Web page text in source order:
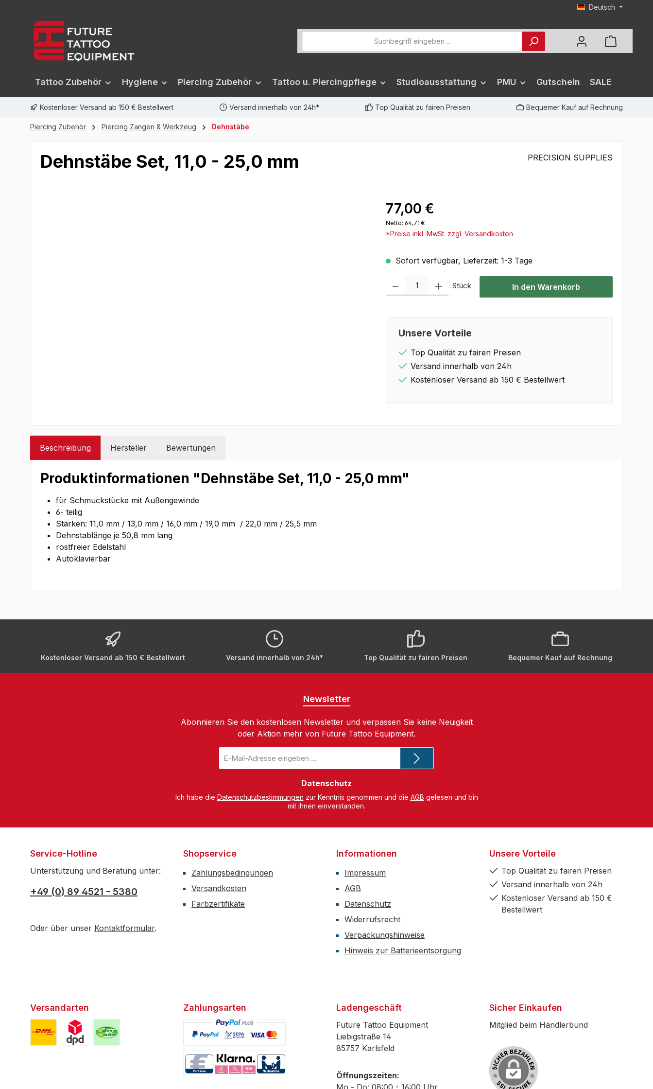
Deutsch
Tattoo Zubehör Hygiene Piercing Zubehör Tattoo u. Piercingpflege Studioausstattung PMU Gutschein SALE
Kostenloser Versand ab 150 € Bestellwert Versand innerhalb von 24h* Top Qualität zu fairen Preisen Bequemer Kauf auf Rechnung
Piercing Zubehör Piercing Zangen & Werkzeug Dehnstäbe
Dehnstäbe Set, 11,0 - 25,0 mm PRECISION SUPPLIES
77,00 €
Netto: 64,71 €
*Preise inkl. MwSt. zzgl. Versandkosten
Sofort verfügbar, Lieferzeit: 1-3 Tage
Stück In den Warenkorb
Unsere Vorteile
Top Qualität zu fairen Preisen
Versand innerhalb von 24h
Kostenloser Versand ab 150 € Bestellwert
Beschreibung Hersteller Bewertungen
Produktinformationen "Dehnstäbe Set, 11,0 - 25,0 mm"
für Schmuckstücke mit Außengewinde
6- teilig
Stärken: 11,0 mm / 13,0 mm / 16,0 mm / 19,0 mm / 22,0 mm / 25,5 mm
Dehnstablänge je 50,8 mm lang
rostfreier Edelstahl
Autoklavierbar
Kostenloser Versand ab 150 € Bestellwert Versand innerhalb von 24h* Top Qualität zu fairen Preisen Bequemer Kauf auf Rechnung
Newsletter
Abonnieren Sie den kostenlosen Newsletter und verpassen Sie keine Neuigkeit
oder Aktion mehr von Future Tattoo Equipment.
Mail-
Adresse
Datenschutz
Ich habe die Datenschutzbestimmungen zur Kenntnis genommen und die AGB gelesen und bin
mit ihnen einverstanden.
Service-Hotline
Unterstützung und Beratung unter:
+49 (0) 89 4521 - 5380
Oder über unser Kontaktformular.
Shopservice
Zahlungsbedingungen
Versandkosten
Farbzertifikate
Informationen
Impressum
AGB
Datenschutz
Widerrufsrecht
Verpackungshinweise
Hinweis zur Batterieentsorgung
Unsere Vorteile
Top Qualität zu fairen Preisen
Versand innerhalb von 24h
Kostenloser Versand ab 150 €
Bestellwert
Versandarten Zahlungsarten Ladengeschäft
Future Tattoo Equipment
Liebigstraße 14
85757 Karlsfeld
Öffnungszeiten:
Sicher Einkaufen
Mitglied beim Händlerbund